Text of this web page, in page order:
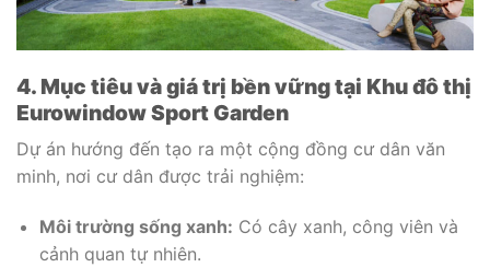
4. Mục tiêu và giá trị bền vững tại Khu đô thị
Eurowindow Sport Garden
Dự án hướng đến tạo ra một cộng đồng cư dân văn
minh, nơi cư dân được trải nghiệm:
Môi trường sống xanh: Có cây xanh, công viên và
cảnh quan tự nhiên.